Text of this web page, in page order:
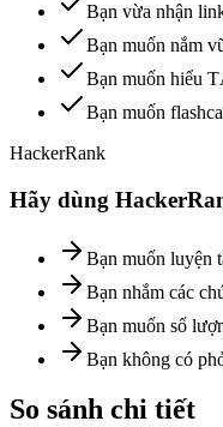
Bạn vừa nhận
Bạn muốn nắm
Bạn muốn hiểu
Bạn muốn
HackerRank
Hãy dùng
Bạn muốn luyện
Bạn nhắm các
Bạn muốn số
Bạn không có
So sánh chi tiết